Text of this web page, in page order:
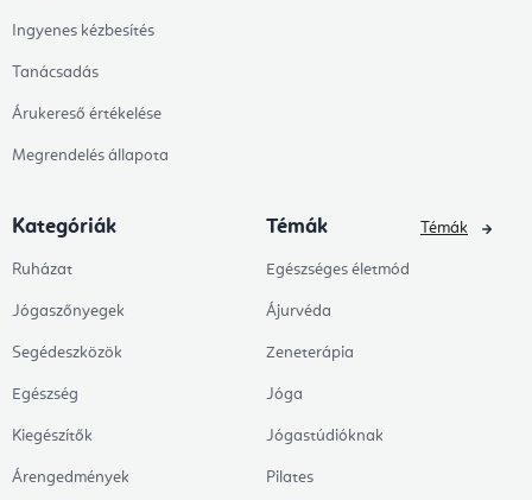
Ingyenes kézbesítés
Tanácsadás
Árukereső értékelése
Megrendelés állapota
Kategóriák
Ruházat
Jógaszőnyegek
Segédeszközök
Egészség
Kiegészítők
Árengedmények
Témák
Egészséges életmód
Ájurvéda
Zeneterápia
Jóga
Jógastúdióknak
Pilates
Témák